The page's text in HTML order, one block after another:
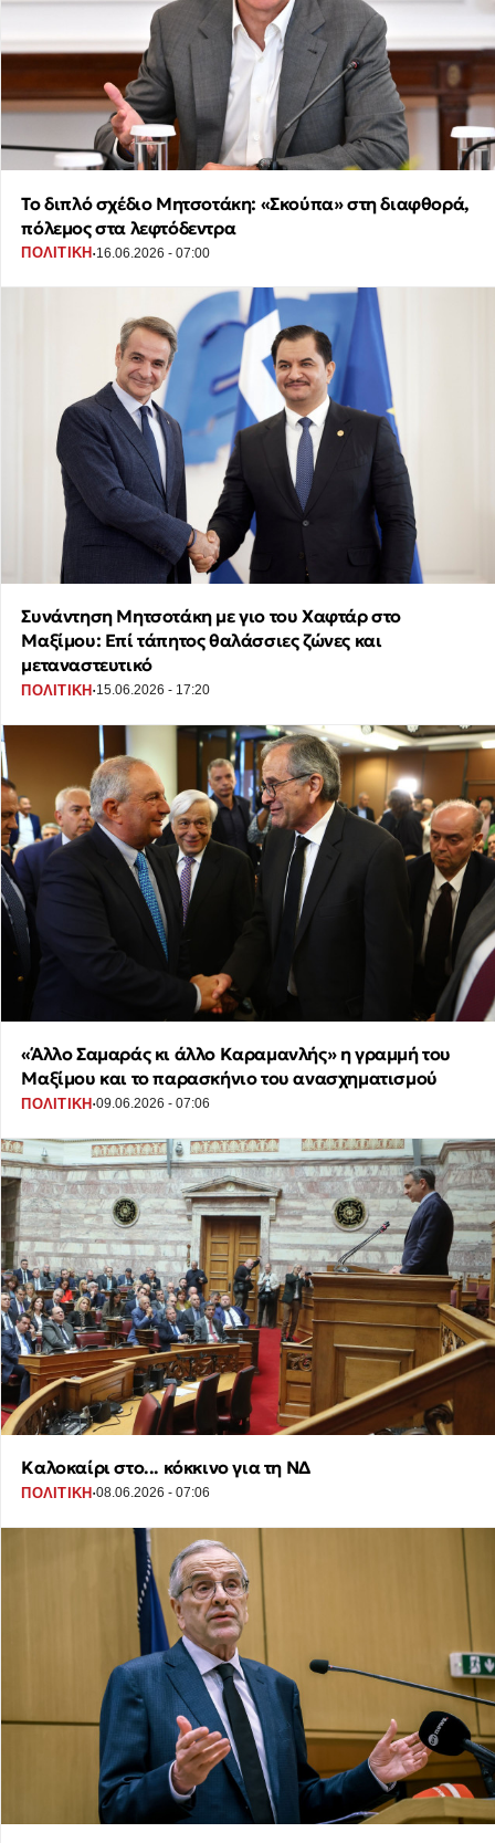
Το διπλό σχέδιο Μητσοτάκη: «Σκούπα» στη διαφθορά,
πόλεμος στα λεφτόδεντρα
ΠΟΛΙΤΙΚΗ ·16.06.2026 - 07:00
Συνάντηση Μητσοτάκη με γιο του Χαφτάρ στο
Μαξίμου: Επί τάπητος θαλάσσιες ζώνες και
μεταναστευτικό
ΠΟΛΙΤΙΚΗ ·15.06.2026 - 17:20
«Άλλο Σαμαράς κι άλλο Καραμανλής» η γραμμή του
Μαξίμου και το παρασκήνιο του ανασχηματισμού
ΠΟΛΙΤΙΚΗ ·09.06.2026 - 07:06
Καλοκαίρι στο... κόκκινο για τη ΝΔ
ΠΟΛΙΤΙΚΗ·08.06.2026 - 07:06